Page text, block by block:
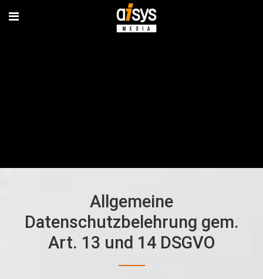
Allgemeine
Datenschutzbelehrung gem.
Art. 13 und 14 DSGVO